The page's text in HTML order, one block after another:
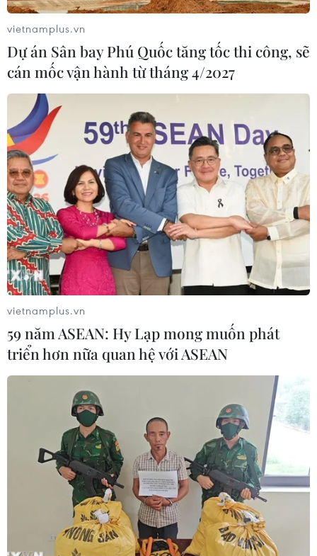
vietnamplus.vn
Dự án Sân bay Phú Quốc tăng tốc thi công, sẽ
cán mốc vận hành từ tháng 4/2027
vietnamplus.vn
59 năm ASEAN: Hy Lạp mong muốn phát
triển hơn nữa quan hệ với ASEAN